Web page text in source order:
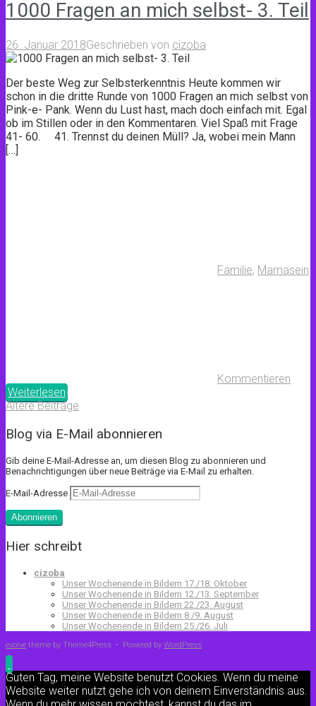
1000 Fragen an mich selbst- 3. Teil
26. Januar 2018Geschrieben von cizoba
Der beste Weg zur Selbsterkenntnis Heute kommen wir
schon in die dritte Runde von 1000 Fragen an mich selbst von
Pink-e- Pank. Wenn du Lust hast, mach doch einfach mit. Egal
ob im Stillen oder in den Kommentaren. Viel Spaß mit Frage
41- 60. 41. Trennst du deinen Müll? Ja, wobei mein Mann
[…]
Familie, Mamasein
Kommentieren
Weiterlesen
Ältere Beiträge
Blog via E-Mail abonnieren
Gib deine E-Mail-Adresse an, um diesen Blog zu abonnieren und
Benachrichtigungen über neue Beiträge via E-Mail zu erhalten.
E-Mail-Adresse
Abonnieren
Hier schreibt
cizoba
Unser Wochenende in Bildern 17./18. Oktober
Unser Wochenende in Bildern 12./13. September
Unser Wochenende in Bildern 22./23. August
Unser Wochenende in Bildern 8./9. August
Unser Wochenende in Bildern 25./26. Juli
evolve theme by Theme4Press • Powered by WordPress
Guten Tag, meine Website benutzt Cookies. Wenn du meine
Website weiter nutzt gehe ich von deinem Einverständnis aus.